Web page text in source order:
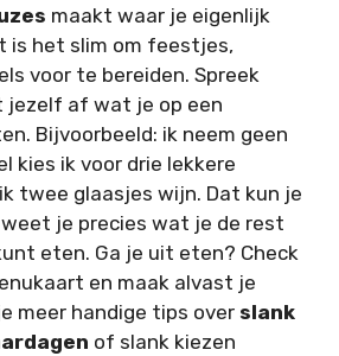
maakt waar je eigenlijk
is het slim om feestjes,
voor te bereiden. Spreek
jezelf af wat je op een
Bijvoorbeeld: ik neem geen
kies ik voor drie lekkere
twee glaasjes wijn. Dat kun je
je precies wat je de rest
eten. Ga je uit eten? Check
en maak alvast je
meer handige tips over slank
of slank kiezen